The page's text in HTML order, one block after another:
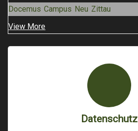
Docemus Campus Neu Zittau
View More
Datenschutz